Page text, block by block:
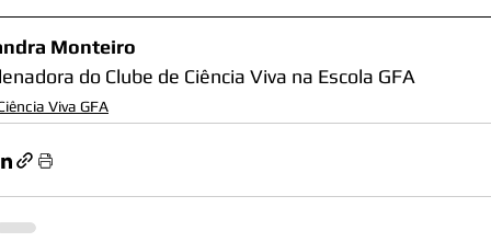
Monteiro
do Clube de Ciência Viva na Escola GFA
Viva GFA